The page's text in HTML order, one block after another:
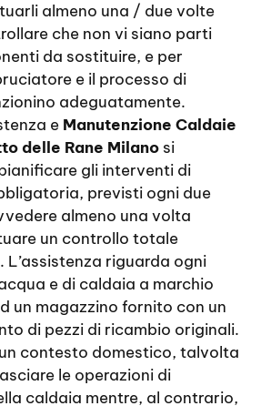
almeno una / due volte
che non vi siano parti
da sostituire, e per
e il processo di
adeguatamente.
e Manutenzione Caldaie
delle Rane Milano si
gli interventi di
previsti ogni due
almeno una volta
un controllo totale
L’assistenza riguarda ogni
e di caldaia a marchio
un magazzino fornito con un
di pezzi di ricambio originali.
contesto domestico, talvolta
le operazioni di
caldaia mentre, al contrario,